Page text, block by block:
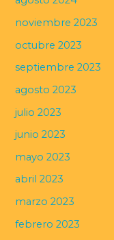
noviembre 2023
octubre 2023
septiembre 2023
agosto 2023
julio 2023
junio 2023
mayo 2023
abril 2023
marzo 2023
febrero 2023